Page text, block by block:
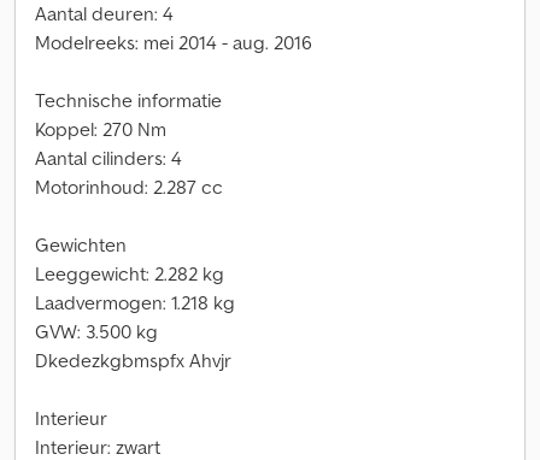
Aantal deuren: 4
Modelreeks: mei 2014 - aug. 2016
Technische informatie
Koppel: 270 Nm
Aantal cilinders: 4
Motorinhoud: 2.287 cc
Gewichten
Leeggewicht: 2.282 kg
Laadvermogen: 1.218 kg
GVW: 3.500 kg
Dkedezkgbmspfx Ahvjr
Interieur
Interieur: zwart